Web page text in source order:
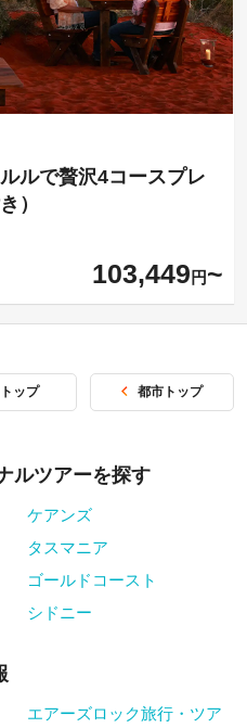
ルで贅沢4コースプレ
）
103,449 円
ップ 都市トップ
ルツアーを探す
ケアンズ
タスマニア
ゴールドコースト
シドニー
エアーズロック旅行・ツア